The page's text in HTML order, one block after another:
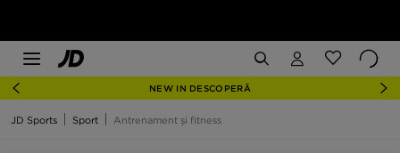
NEW IN DESCOPERĂ
JD Sports Sport Antrenament și fitness